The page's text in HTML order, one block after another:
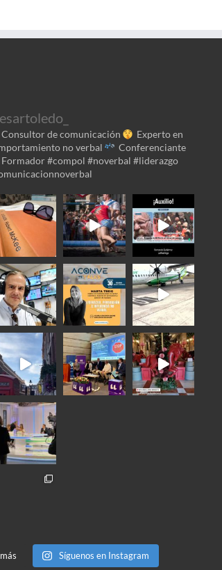
Consultor de comunicación
Experto en
no verbal
Conferenciante
Formador#compol #noverbal #liderazgo
Síguenos en Instagram